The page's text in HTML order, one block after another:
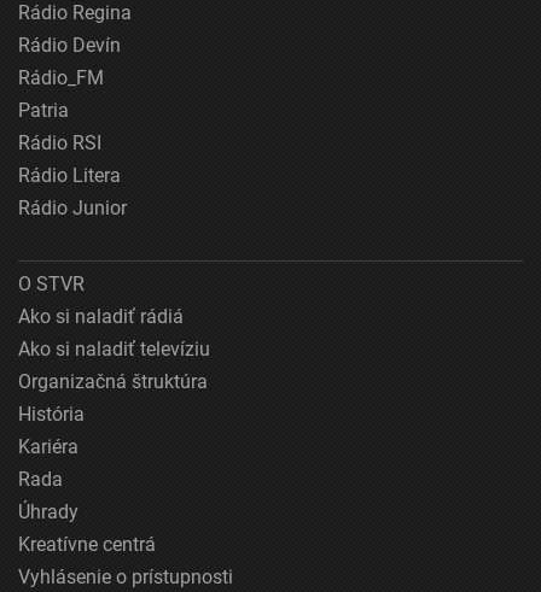
Rádio Regina
Rádio Devín
Rádio_FM
Patria
Rádio RSI
Rádio Litera
Rádio Junior
O STVR
Ako si naladiť rádiá
Ako si naladiť televíziu
Organizačná štruktúra
História
Kariéra
Rada
Úhrady
Kreatívne centrá
Vyhlásenie o prístupnosti